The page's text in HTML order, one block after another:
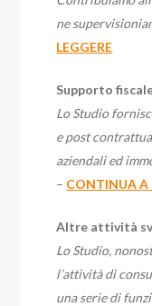
ne
LEGGERE
Supporto
Lo Studio
e post
aziendali ed
– CONTINUA A
Altre attività
Lo Studio,
l’attività di
una serie di